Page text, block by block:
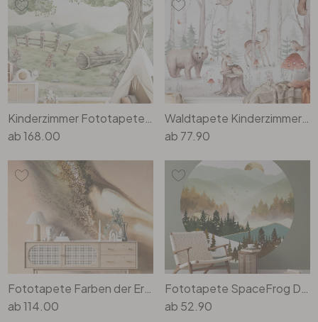
Büro
Bad
Eingangsbereich
ab168.00
ab 77.90
ab114.00
ab 52.90